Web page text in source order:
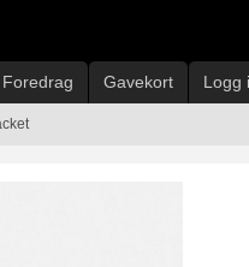
Foredrag Gavekort Logg